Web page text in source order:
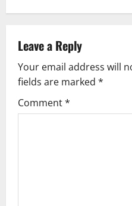
a
v
i
Leave a Reply
Your email address will
fields are marked *
Comment*